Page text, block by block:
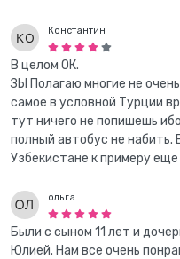
Константин
В целом ОК.
ЗЫ Полагаю многие не
самое в условной Турции
тут ничего не попишешь
полный автобус не набить.
Узбекистане к примеру
ольга
Были с сыном 11 лет и
Юлией. Нам все очень